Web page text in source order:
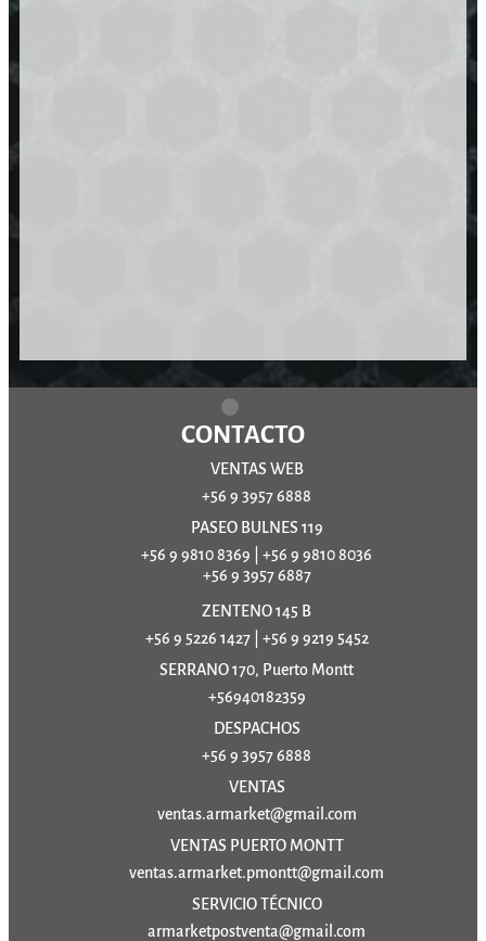
CONTACTO
VENTAS WEB
+56 9 3957 6888
PASEO BULNES 119
+56 9 9810 8369
+56 9 9810 8036
+56 9 3957 6887
ZENTENO 145 B
+56 9 5226 1427| +56 9 9219 5452
SERRANO 170, Puerto Montt
+56940182359
DESPACHOS
+56 9 3957 6888
VENTAS
ventas.armarket@gmail.com
VENTAS PUERTO MONTT
ventas.armarket.pmontt@gmail.com
SERVICIO TÉCNICO
armarketpostventa@gmail.com